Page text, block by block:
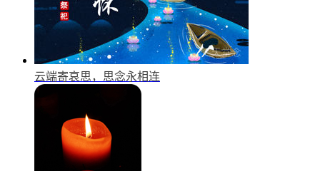
云端寄哀思，思念永相连